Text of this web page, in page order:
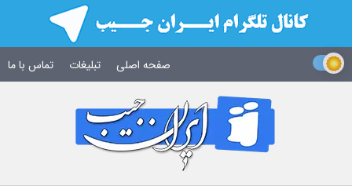
صفحه اصلی تبلیغات تماس با ما